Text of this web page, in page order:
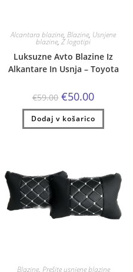
Alcantara blazine,Blazine, Usnjene
blazine,Z logotipi
Luksuzne Avto Blazine Iz
Alkantare In Usnja – Toyota
€59.00 Izvirna
cena
je
bila:
€59.00.
€50.00Trenutna
je:
€50.00.
Dodaj v košarico
Blazine, Prešite usnjene blazine